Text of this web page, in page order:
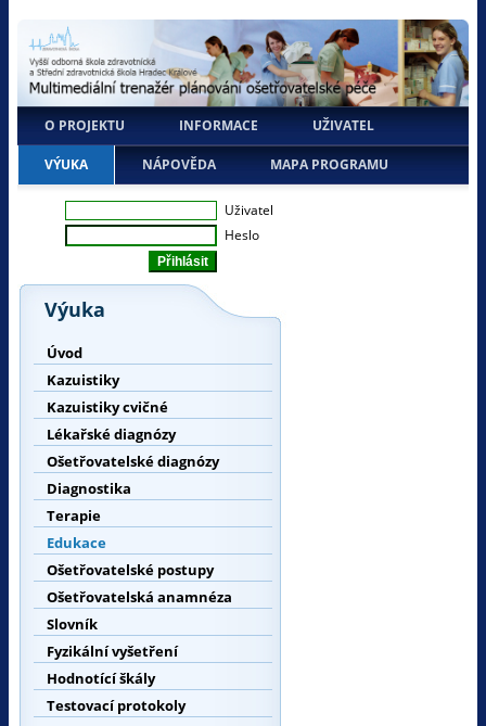
O PROJEKTU INFORMACE UŽIVATEL
VÝUKA NÁPOVĚDA MAPA PROGRAMU
Uživatel
Heslo
Výuka
Úvod
Kazuistiky
Kazuistiky cvičné
Lékařské diagnózy
Ošetřovatelské diagnózy
Diagnostika
Terapie
Edukace
Ošetřovatelské postupy
Ošetřovatelská anamnéza
Slovník
Fyzikální vyšetření
Hodnotící škály
Testovací protokoly